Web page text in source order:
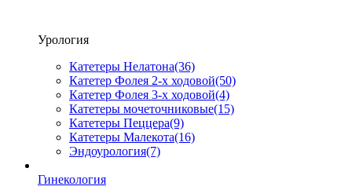
Урология
Катетеры Нелатона(36)
Катетер Фолея 2-х ходовой(50)
Катетер Фолея 3-х ходовой(4)
Катетеры мочеточниковые(15)
Катетеры Пеццера(9)
Катетеры Малекота(16)
Эндоурология(7)
Гинекология